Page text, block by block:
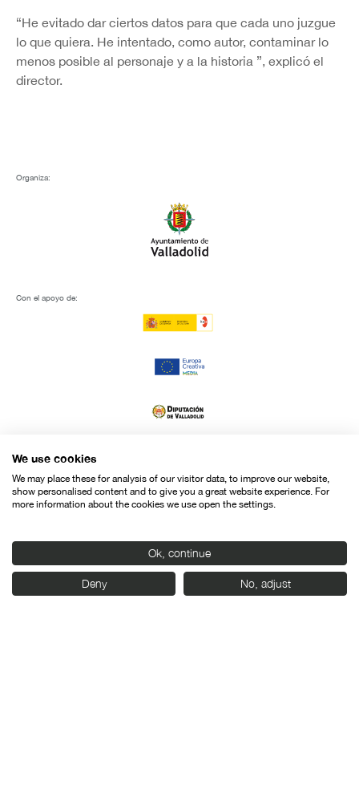
“He evitado dar ciertos datos para que cada uno juzgue
lo que quiera. He intentado, como autor, contaminar lo
menos posible al personaje y a la historia ”, explicó el
director.
Organiza:
Con el apoyo de:
We use cookies
We may place these for analysis of our visitor data, to improve our website,
show personalised content and to give you a great website experience. For
more information about the cookies we use open the settings.
Ok, continue
Deny No, adjust